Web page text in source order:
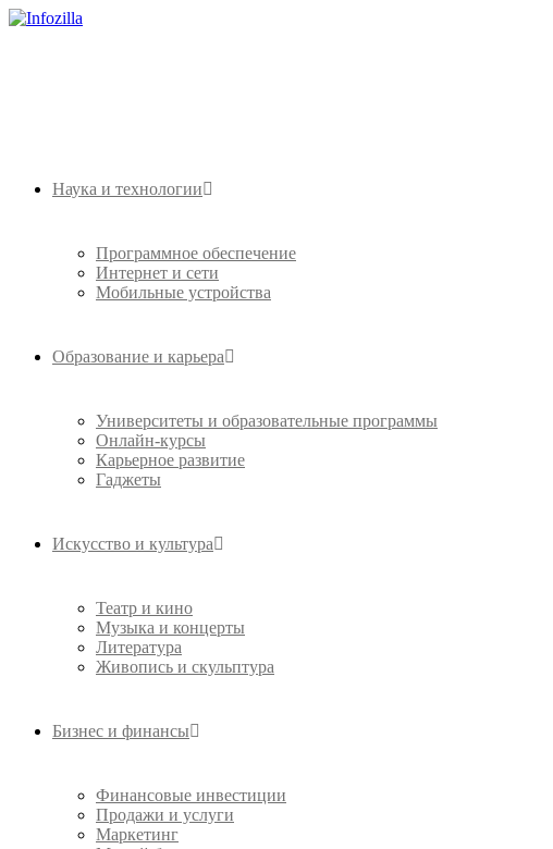
Наука и технологии
Программное обеспечение
Интернет и сети
Мобильные устройства
Образование и карьера
Университеты и образовательные программы
Онлайн-курсы
Карьерное развитие
Гаджеты
Искусство и культура
Театр и кино
Музыка и концерты
Литература
Живопись и скульптура
Бизнес и финансы
Финансовые инвестиции
Продажи и услуги
Маркетинг